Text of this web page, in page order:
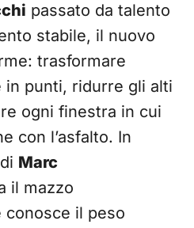
passato da talento
stabile, il nuovo
trasformare
in punti, ridurre gli alti
ogni finestra in cui
con l’asfalto. In
Marc
il mazzo
conosce il peso